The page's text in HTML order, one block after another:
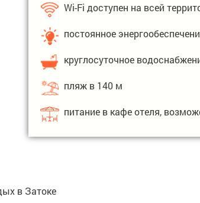
Wi-Fi доступен на всей
постоянное
круглосуточное
пляж в 140 м
питание в кафе отеля,
в Затоке